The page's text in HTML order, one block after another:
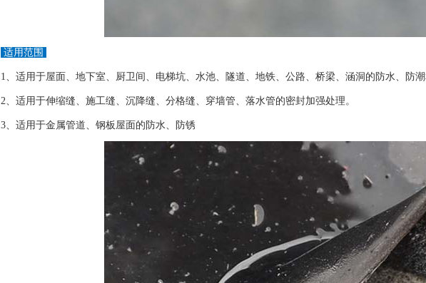
适用范围
1、适用于屋面、地下室、厨卫间、电梯坑、水池、隧道、地铁、公路、桥梁、涵洞的防水、防
2、适用于伸缩缝、施工缝、沉降缝、分格缝、穿墙管、落水管的密封加强处理。
3、适用于金属管道、钢板屋面的防水、防锈